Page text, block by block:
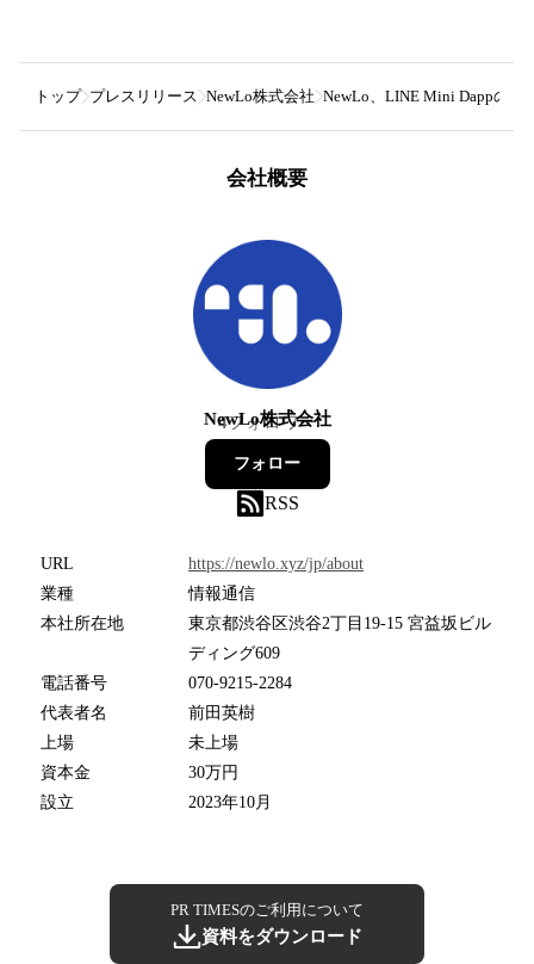
トップ プレスリリース NewLo株式会社 NewLo、LINE Mini Dappのキ
会社概要
NewLo株式会社
4フォロワー
フォロー
RSS
URL
https://newlo.xyz/jp/about
業種
情報通信
本社所在地
東京都渋谷区渋谷2丁目19-15 宮益坂ビル
ディング609
電話番号
070-9215-2284
代表者名
前田英樹
上場
未上場
資本金
30万円
設立
2023年10月
PR TIMESのご利用について
資料をダウンロード